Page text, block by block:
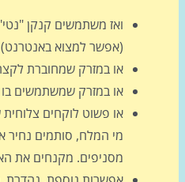
(אפשר למצוא באנטרנט)
או במזרק שמחוברת לקצהו
או במזרק שמשתמשים בו לקישוט
או פשוט לוקחים צלוחית
מי המלח, סותמים נחיר אחד
מסניפים. מקנחים את האף